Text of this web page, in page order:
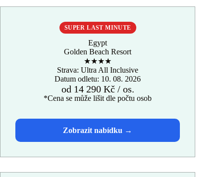
SUPER LAST MINUTE
Egypt
Golden Beach Resort
★★★★
Strava: Ultra All Inclusive
Datum odletu: 10. 08. 2026
od 14 290 Kč / os.
*Cena se může lišit dle počtu osob